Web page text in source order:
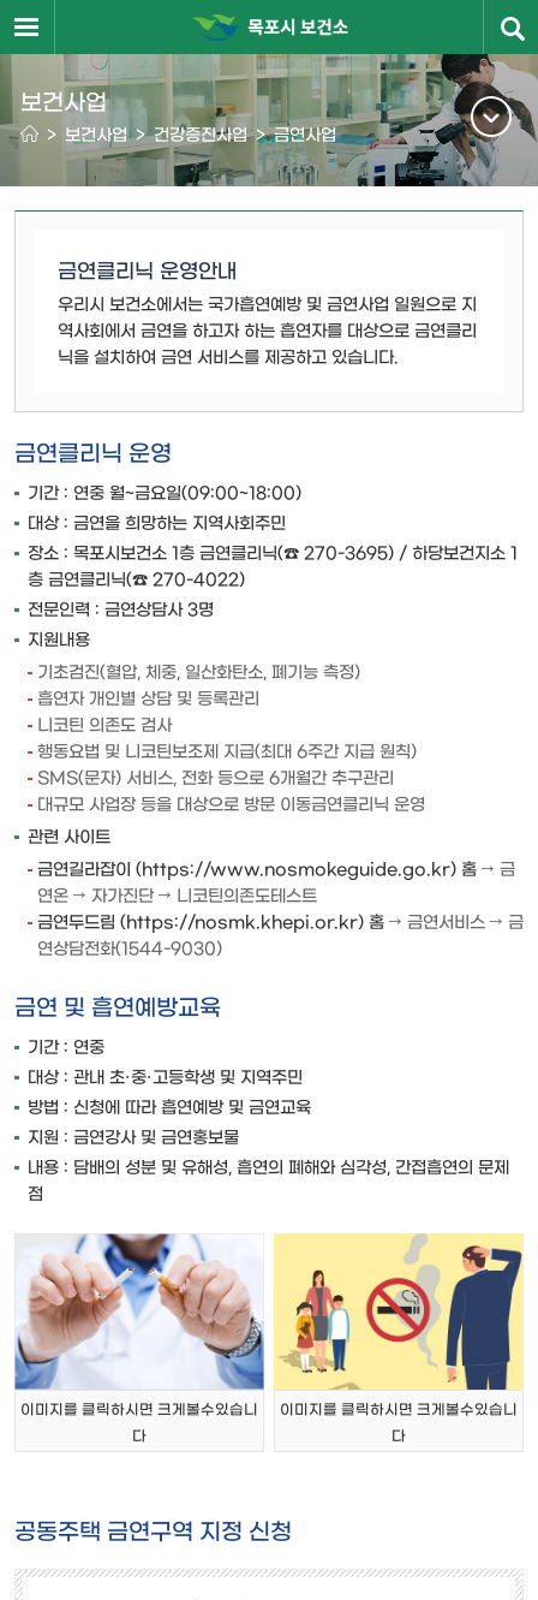
보건사업
> 보건사업 > 건강증진사업 > 금연사업
금연클리닉 운영안내
우리시 보건소에서는 국가흡연예방 및 금연사업 일원으로 지
역사회에서 금연을 하고자 하는 흡연자를 대상으로 금연클리
닉을 설치하여 금연 서비스를 제공하고 있습니다.
금연클리닉 운영
기간 : 연중 월~금요일(09:00~18:00)
대상 : 금연을 희망하는 지역사회주민
장소 : 목포시보건소 1층 금연클리닉(☎ 270-3695) / 하당보건지소 1
층 금연클리닉(☎ 270-4022)
전문인력 : 금연상담사 3명
지원내용
기초검진(혈압, 체중, 일산화탄소, 폐기능 측정)
흡연자 개인별 상담 및 등록관리
니코틴 의존도 검사
행동요법 및 니코틴보조제 지급(최대 6주간 지급 원칙)
SMS(문자) 서비스, 전화 등으로 6개월간 추구관리
대규모 사업장 등을 대상으로 방문 이동금연클리닉 운영
관련 사이트
금연길라잡이 (https://www.nosmokeguide.go.kr) 홈 → 금
연온 → 자가진단 → 니코틴의존도테스트
금연두드림 (https://nosmk.khepi.or.kr) 홈 → 금연서비스 → 금
연상담전화(1544-9030)
금연 및 흡연예방교육
기간 : 연중
대상 : 관내 초·중·고등학생 및 지역주민
방법 : 신청에 따라 흡연예방 및 금연교육
지원 : 금연강사 및 금연홍보물
내용 : 담배의 성분 및 유해성, 흡연의 폐해와 심각성, 간접흡연의 문제
점
이미지를 클릭하시면 크게볼수있습니
다
이미지를 클릭하시면 크게볼수있습니
다
공동주택 금연구역 지정 신청